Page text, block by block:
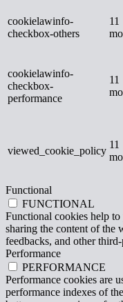
cookielawinfo-
checkbox-others
11
cookielawinfo-
checkbox-
performance
11
viewed_cookie_policy
11
Functional
FUNCTIONAL
Functional cookies help
sharing the content of the
feedbacks, and other
Performance
PERFORMANCE
Performance cookies are
performance indexes of